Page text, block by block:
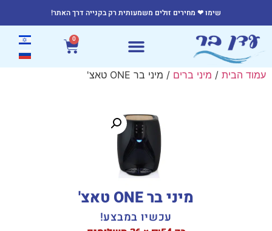
שימו ❤ מחירים זולים משמעותית רק בקנייה דרך האתר!
0
עמוד הבית / מיני ברים / מיני בר ONE טאצ'
מיני בר ONE טאצ'
עכשיו במבצע!